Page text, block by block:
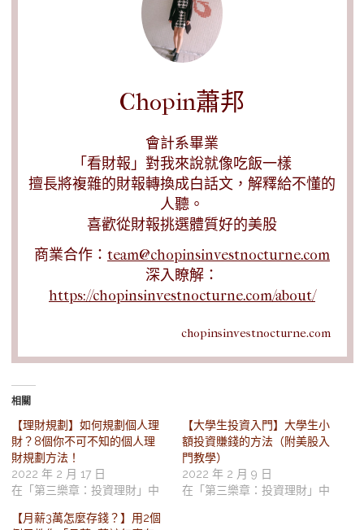
Chopin蕭邦
會計系畢業
「看財報」對我來說就像吃飯一樣
擅長將複雜的財報轉換成白話文，解釋給不懂的
人聽。
喜歡從財報挑選體質好的美股
商業合作： team@chopinsinvestnocturne.com
深入瞭解：
https://chopinsinvestnocturne.com/about/
chopinsinvestnocturne.com
相關
【理財規劃】如何規劃個人理
財？8個你不可不知的個人理
財規劃方法！
2022 年 2 月 17 日
在「第三樂章：投資理財」中
【大學生投資入門】大學生小
額投資賺錢的方法（附美股入
門教學）
2022 年 2 月 9 日
在「第三樂章：投資理財」中
【月薪3萬怎麼存錢？】用2個